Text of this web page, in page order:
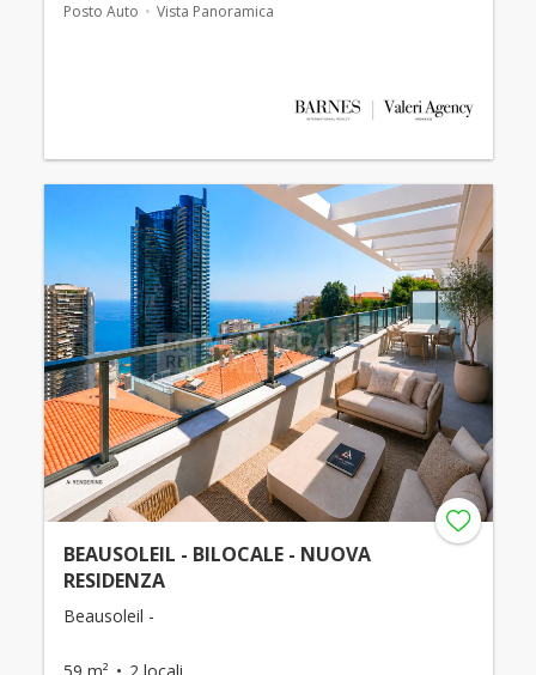
Posto Auto Vista Panoramica
BEAUSOLEIL - BILOCALE - NUOVA
RESIDENZA
Beausoleil -
59 m² 2 locali